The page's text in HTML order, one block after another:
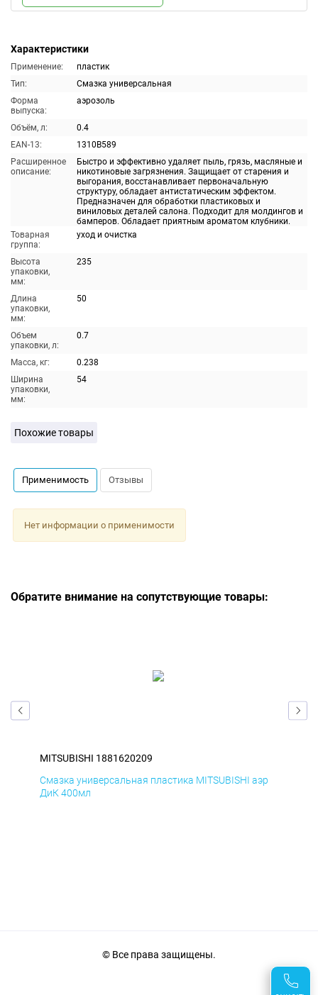
Характеристики
Применение:
пластик
Тип:
Смазка универсальная
Форма
выпуска:
аэрозоль
Объём, л:
0.4
EAN-13:
1310B589
Расширенное
описание:
Быстро и эффективно удаляет пыль, грязь, масляные и
никотиновые загрязнения. Защищает от старения и
выгорания, восстанавливает первоначальную
структуру, обладает антистатическим эффектом.
Предназначен для обработки пластиковых и
виниловых деталей салона. Подходит для молдингов и
бамперов. Обладает приятным ароматом клубники.
Товарная
группа:
уход и очистка
Высота
упаковки,
мм:
235
Длина
упаковки,
мм:
50
Объем
упаковки, л:
0.7
Масса, кг:
0.238
Ширина
упаковки,
мм:
54
Похожие товары
Применимость Отзывы
Нет информации о применимости
Обратите внимание на сопутствующие товары:
MITSUBISHI 1881620209
Смазка универсальная пластика MITSUBISHI аэр
ДиК 400мл
© Все права защищены.